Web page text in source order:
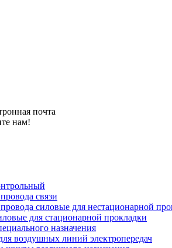
почта
нам!
связи
силовые для нестационарной
для стационарной прокладки
назначения
воздушных линий электропередач